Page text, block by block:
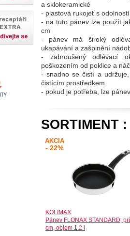
a sklokeramické
- plastová rukojeť s
- na tuto pánev lze použít
cm
- pánev má široký
ukapávání a zašpinění
- zabroušený odlévací
poškozením od poklice a
- snadno se čistí a
čistícím prostředkem
- pokud je potřeba, lze
SORTIMENT
KOLIMAX
Pánev FLONAX STANDARD,
cm, objem 1.2 l
AKCIA
- 22%